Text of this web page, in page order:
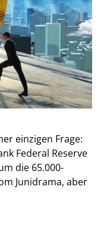
einzigen Frage:
Federal Reserve
die 65.000-
Junidrama, aber